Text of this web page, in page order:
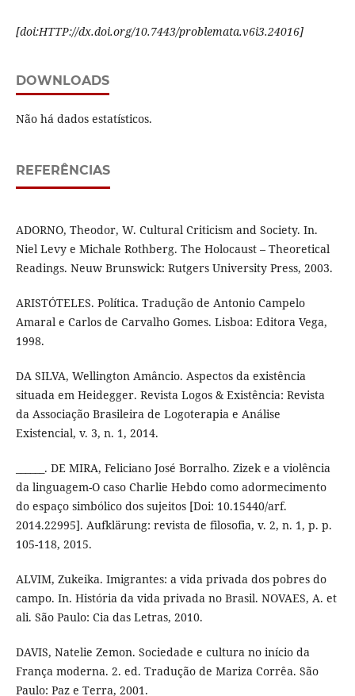
[doi:HTTP://dx.doi.org/10.7443/problemata.v6i3.24016]
DOWNLOADS
Não há dados estatísticos.
REFERÊNCIAS
ADORNO, Theodor, W. Cultural Criticism and Society. In.
Niel Levy e Michale Rothberg. The Holocaust – Theoretical
Readings. Neuw Brunswick: Rutgers University Press, 2003.
ARISTÓTELES. Política. Tradução de Antonio Campelo
Amaral e Carlos de Carvalho Gomes. Lisboa: Editora Vega,
1998.
DA SILVA, Wellington Amâncio. Aspectos da existência
situada em Heidegger. Revista Logos & Existência: Revista
da Associação Brasileira de Logoterapia e Análise
Existencial, v. 3, n. 1, 2014.
______. DE MIRA, Feliciano José Borralho. Zizek e a violência
da linguagem-O caso Charlie Hebdo como adormecimento
do espaço simbólico dos sujeitos [Doi: 10.15440/arf.
2014.22995]. Aufklärung: revista de filosofia, v. 2, n. 1, p. p.
105-118, 2015.
ALVIM, Zukeika. Imigrantes: a vida privada dos pobres do
campo. In. História da vida privada no Brasil. NOVAES, A. et
ali. São Paulo: Cia das Letras, 2010.
DAVIS, Natelie Zemon. Sociedade e cultura no início da
França moderna. 2. ed. Tradução de Mariza Corrêa. São
Paulo: Paz e Terra, 2001.